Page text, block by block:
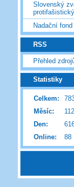
Slovenský
Nadační
RSS
Přehled
Statistiky
Online: 88
Celkem:
Měsíc:
Den: